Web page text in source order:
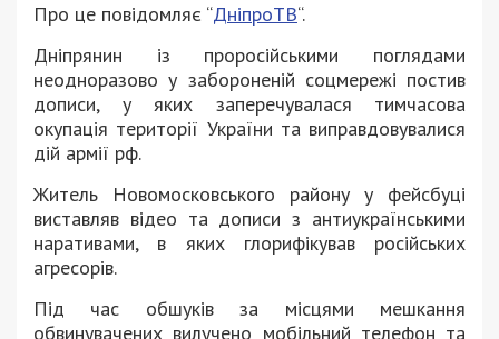
Про це повідомляє “ДніпроТВ“.
Дніпрянин із проросійськими поглядами
неодноразово у забороненій соцмережі постив
дописи, у яких заперечувалася тимчасова
окупація території України та виправдовувалися
дій армії рф.
Житель Новомосковського району у фейсбуці
виставляв відео та дописи з антиукраїнськими
наративами, в яких глорифікував російських
агресорів.
Під час обшуків за місцями мешкання
обвинувачених вилучено мобільний телефон та